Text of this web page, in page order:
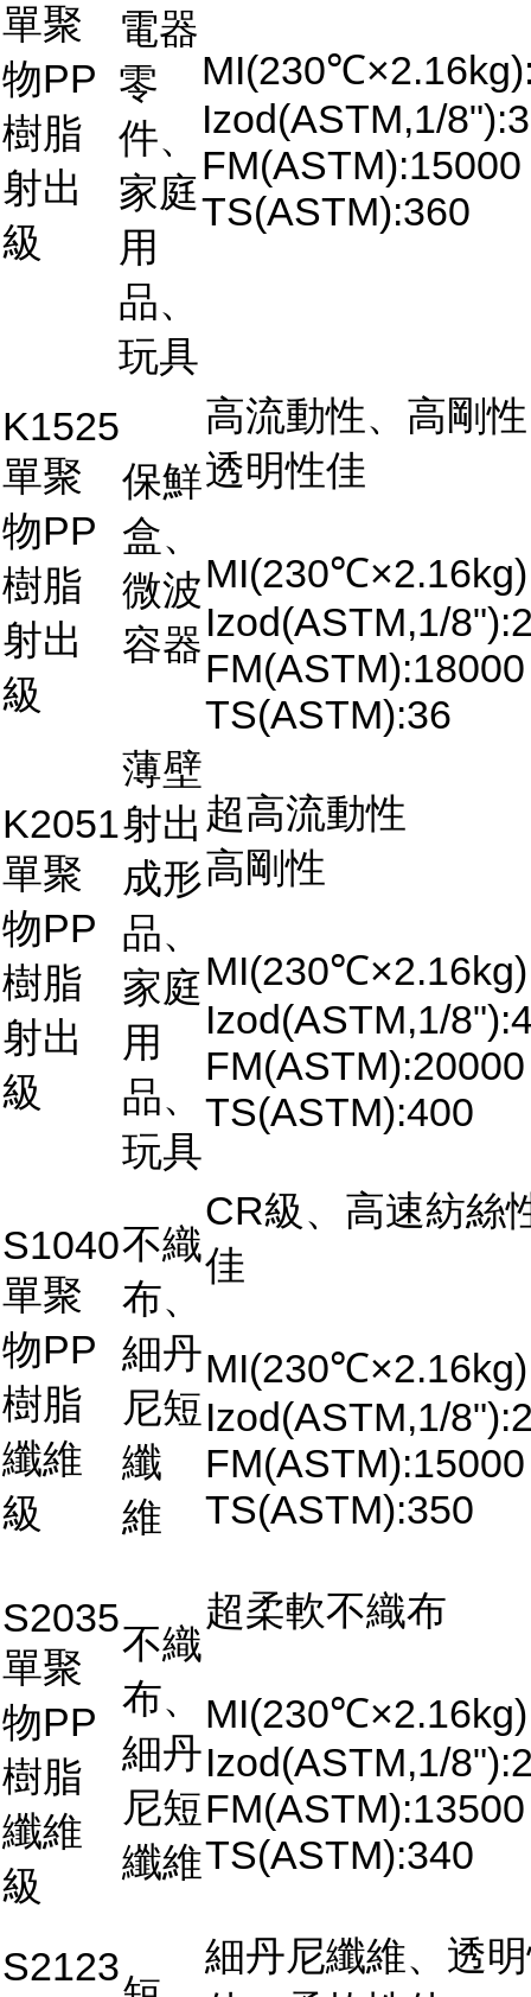
單聚
物PP
樹脂
射出
級
電器
零
件、
家庭
用
品、
玩具
Izod(ASTM,1/
FM(ASTM):15000
TS(ASTM):360
K1525
單聚
物PP
樹脂
射出
級
保鮮
盒、
微波
容器
高流動性、高剛
透明性佳
Izod(ASTM,1/
FM(ASTM):18000
TS(ASTM):36
K2051
單聚
物PP
樹脂
射出
級
薄壁
射出
成形
品、
家庭
用
品、
玩具
超高流動性
高剛性
Izod(ASTM,1/
FM(ASTM):20000
TS(ASTM):400
S1040
單聚
物PP
樹脂
纖維
級
不織
布、
細丹
尼短
纖
維
CR級、高速紡絲
佳
Izod(ASTM,1/
FM(ASTM):15000
TS(ASTM):350
S2035
單聚
物PP
樹脂
纖維
級
不織
布、
細丹
尼短
纖維
超柔軟不織布
Izod(ASTM,1/
FM(ASTM):13500
TS(ASTM):340
S2123
細丹尼纖維、透